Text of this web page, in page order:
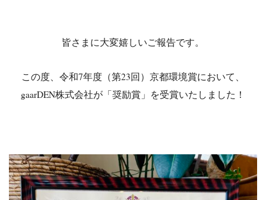
皆さまに大変嬉しいご報告です。
この度、令和7年度（第23回）京都環境賞において、
gaarDEN株式会社が「奨励賞」を受賞いたしました！